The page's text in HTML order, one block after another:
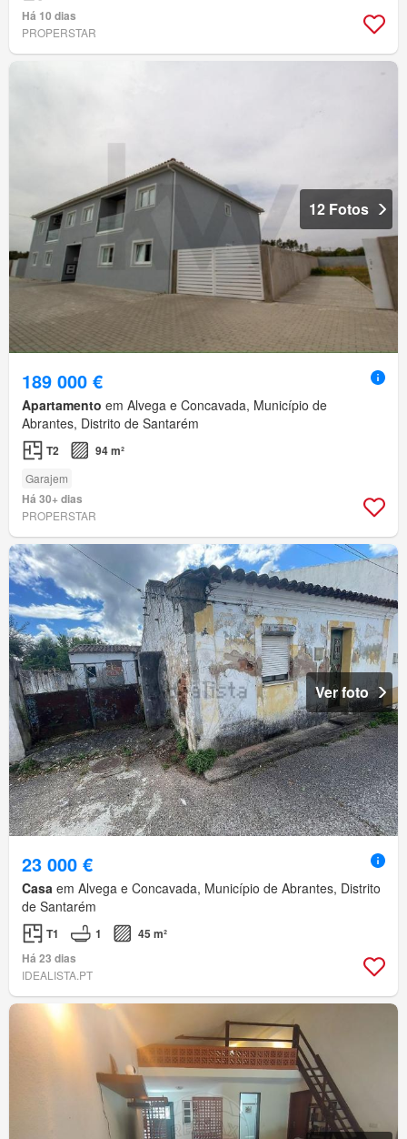
Há 10 dias
PROPERSTAR
12 Fotos
189 000 €
Apartamento em Alvega e Concavada, Município de
Abrantes, Distrito de Santarém
T2 94 m²
Garajem
Há 30+ dias
PROPERSTAR
Ver foto
23 000 €
Casa em Alvega e Concavada, Município de Abrantes, Distrito
de Santarém
T1 1
45 m²
Há 23 dias
IDEALISTA.PT